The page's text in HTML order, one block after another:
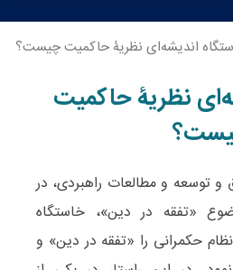
اندیشه‌ای نظریۀ حاکمیت چیست؟
نظریۀ حاکمیت
توسعه و مطالعات راهبردی، در
«تفقه در دین»، خاستگاه
حکمرانی را «تفقه در دین» و